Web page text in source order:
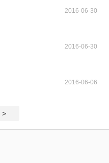
2016-06-30
2016-06-30
2016-06-06
>